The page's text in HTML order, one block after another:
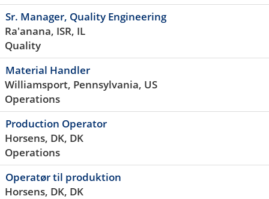
Sr. Manager, Quality Engineering
Ra'anana, ISR, IL
Quality
Material Handler
Williamsport, Pennsylvania, US
Operations
Production Operator
Horsens, DK, DK
Operations
Operatør til produktion
Horsens, DK, DK